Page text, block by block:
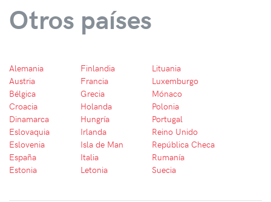
Otros países
Alemania
Austria
Bélgica
Croacia
Dinamarca
Eslovaquia
Eslovenia
España
Estonia
Finlandia
Francia
Grecia
Holanda
Hungría
Irlanda
Isla de Man
Italia
Letonia
Lituania
Luxemburgo
Mónaco
Polonia
Portugal
Reino Unido
República Checa
Rumanía
Suecia